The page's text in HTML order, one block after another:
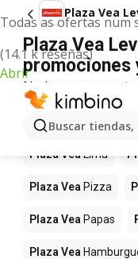
Todas as ofertas num
(14.1 k reseñas)
Abrir
Buscar
Plaza Vea
Plaza Vea
promociones
No hemos
término.
Más
Plaza VeaLima
Plaza Vea Pizza
Plaza Vea Papas
Plaza Vea